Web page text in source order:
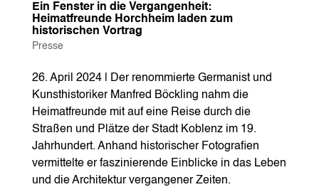
Ein Fenster in die Vergangenheit:
Heimatfreunde Horchheim laden zum
historischen Vortrag
Presse
26. April 2024 | Der renommierte Germanist und
Kunsthistoriker Manfred Böckling nahm die
Heimatfreunde mit auf eine Reise durch die
Straßen und Plätze der Stadt Koblenz im 19.
Jahrhundert. Anhand historischer Fotografien
vermittelte er faszinierende Einblicke in das Leben
und die Architektur vergangener Zeiten.